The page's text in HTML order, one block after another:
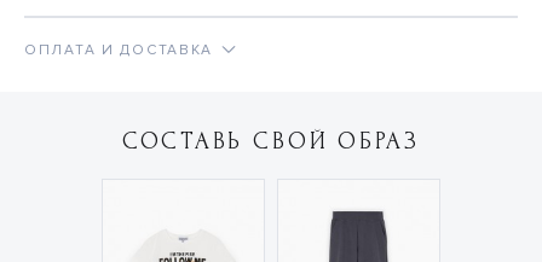
ОПЛАТА И ДОСТАВКА
СОСТАВЬ СВОЙ ОБРАЗ